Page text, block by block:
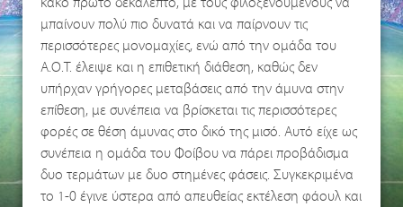
κακό πρώτο δεκάλεπτο, με τους φιλοξενούμενους να
μπαίνουν πολύ πιο δυνατά και να παίρνουν τις
περισσότερες μονομαχίες, ενώ από την ομάδα του
Α.Ο.Τ. έλειψε και η επιθετική διάθεση, καθώς δεν
υπήρχαν γρήγορες μεταβάσεις από την άμυνα στην
επίθεση, με συνέπεια να βρίσκεται τις περισσότερες
φορές σε θέση άμυνας στο δικό της μισό. Αυτό είχε ως
συνέπεια η ομάδα του Φοίβου να πάρει προβάδισμα
δυο τερμάτων με δυο στημένες φάσεις. Συγκεκριμένα
το 1-0 έγινε ύστερα από απευθείας εκτέλεση φάουλ και